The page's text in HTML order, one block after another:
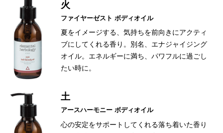
火
ファイヤーゼスト ボディオイル
夏をイメージする、気持ちを前向きにアクティ
ブにしてくれる香り。別名、エナジャイジング
オイル。エネルギーに満ち、パワフルに過ごし
たい時に。
土
アースハーモニー ボディオイル
心の安定をサポートしてくれる落ち着いた香り